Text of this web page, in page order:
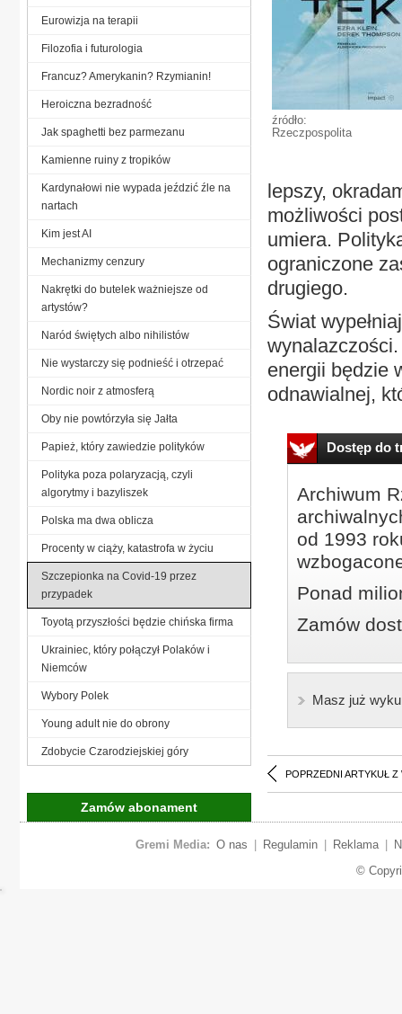
źródło:
Rzeczpospolita
lepszy,
możliwości
umiera.
ograniczone
drugiego.
Świat
energii będzie
odnawialnej,
Dostęp do
Archiwum
od 1993
Ponad
Zamów
Masz już
POPRZEDNI ARTYKUŁ Z
Eurowizja na terapii
Filozofia i futurologia
Francuz? Amerykanin? Rzymianin!
Heroiczna bezradność
Jak spaghetti bez parmezanu
Kamienne ruiny z tropików
Kardynałowi nie wypada jeździć źle na
nartach
Kim jest AI
Mechanizmy cenzury
Nakrętki do butelek ważniejsze od
artystów?
Naród świętych albo nihilistów
Nie wystarczy się podnieść i otrzepać
Nordic noir z atmosferą
Oby nie powtórzyła się Jałta
Papież, który zawiedzie polityków
Polityka poza polaryzacją, czyli
algorytmy i bazyliszek
Polska ma dwa oblicza
Procenty w ciąży, katastrofa w życiu
Szczepionka na Covid-19 przez
przypadek
Toyotą przyszłości będzie chińska firma
Ukrainiec, który połączył Polaków i
Niemców
Wybory Polek
Young adult nie do obrony
Zdobycie Czarodziejskiej góry
Zamów abonament
Gremi Media: O nas Regulamin Reklama
©